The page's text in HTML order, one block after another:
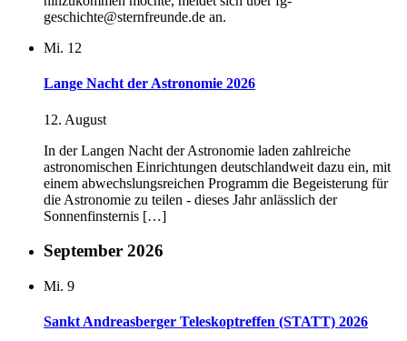
geschichte@sternfreunde.de an.
Mi. 12
Lange Nacht der Astronomie 2026
12. August
In der Langen Nacht der Astronomie laden zahlreiche
astronomischen Einrichtungen deutschlandweit dazu ein, mit
einem abwechslungsreichen Programm die Begeisterung für
die Astronomie zu teilen - dieses Jahr anlässlich der
Sonnenfinsternis […]
September 2026
Mi. 9
Sankt Andreasberger Teleskoptreffen (STATT) 2026